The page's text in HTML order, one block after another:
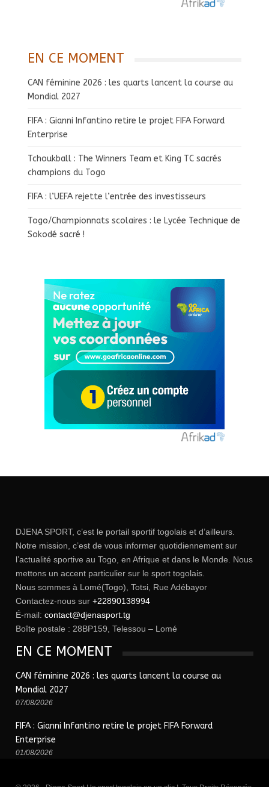
EN CE MOMENT
CAN féminine 2026 : les quarts lancent la course au
Mondial 2027
FIFA : Gianni Infantino retire le projet FIFA Forward
Enterprise
Tchoukball : The Winners Team et King TC sacrés
champions du Togo
FIFA : l’UEFA rejette l’entrée des investisseurs
Togo/Championnats scolaires : le Lycée Technique de
Sokodé sacré !
DJENA SPORT, c’est le portail sportif togolais et d’ailleurs.
Notre mission, c’est de vous informer quotidiennement sur
l’actualité sportive au Togo, en Afrique et dans le Monde. Nous
mettons un accent particulier sur le sport togolais.
Nous sommes à Lomé(Togo), Totsi, Rue Adébayor
Contactez-nous sur +22890138994
É-mail: contact@djenasport.tg
Boîte postale : 28BP159, Telessou – Lomé
EN CE MOMENT
CAN féminine 2026 : les quarts lancent la course au
Mondial 2027
07/08/2026
FIFA : Gianni Infantino retire le projet FIFA Forward
Enterprise
01/08/2026